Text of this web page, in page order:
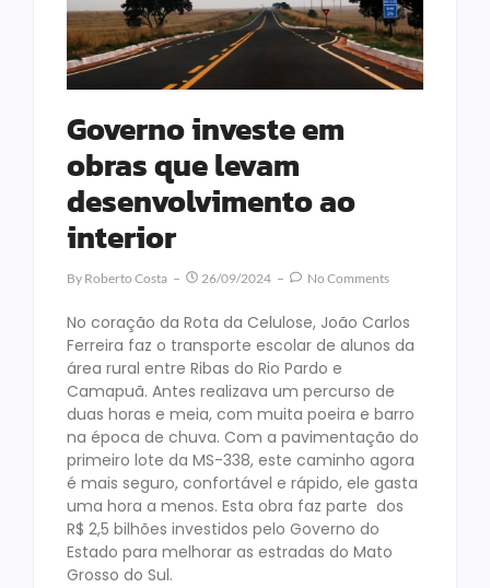
Governo investe em
obras que levam
desenvolvimento ao
interior
By Roberto Costa 26/09/2024 No Comments
No coração da Rota da Celulose, João Carlos
Ferreira faz o transporte escolar de alunos da
área rural entre Ribas do Rio Pardo e
Camapuã. Antes realizava um percurso de
duas horas e meia, com muita poeira e barro
na época de chuva. Com a pavimentação do
primeiro lote da MS-338, este caminho agora
é mais seguro, confortável e rápido, ele gasta
uma hora a menos. Esta obra faz parte dos
R$ 2,5 bilhões investidos pelo Governo do
Estado para melhorar as estradas do Mato
Grosso do Sul.